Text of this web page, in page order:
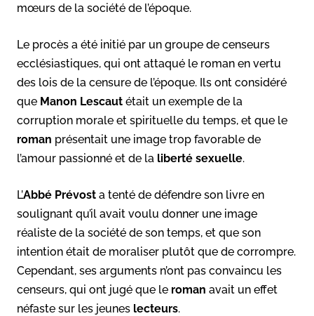
mœurs de la société de l’époque.
Le procès a été initié par un groupe de censeurs
ecclésiastiques, qui ont attaqué le roman en vertu
des lois de la censure de l’époque. Ils ont considéré
que Manon Lescaut était un exemple de la
corruption morale et spirituelle du temps, et que le
roman présentait une image trop favorable de
l’amour passionné et de la liberté sexuelle.
L’Abbé Prévost a tenté de défendre son livre en
soulignant qu’il avait voulu donner une image
réaliste de la société de son temps, et que son
intention était de moraliser plutôt que de corrompre.
Cependant, ses arguments n’ont pas convaincu les
censeurs, qui ont jugé que le roman avait un effet
néfaste sur les jeunes lecteurs.